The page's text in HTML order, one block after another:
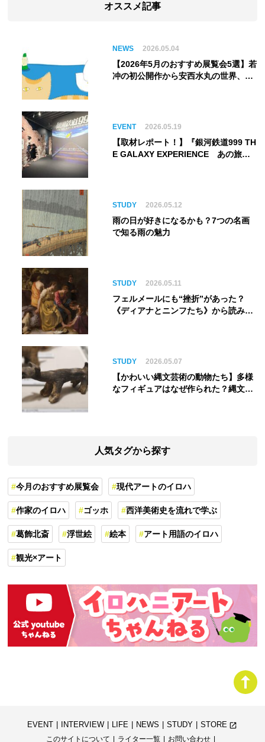
オススメ記事
NEWS 2026.05.04
【2026年5月のおすすめ展覧会5選】若
冲の初公開作から安西水丸の世界、そ
EVENT 2026.05.19
【取材レポート！】『銀河鉄道999 TH
E GALAXY EXPERIENCE あの旅
ム】
STUDY 2026.05.12
雨の日が好きになるかも？7つの名画
で知る雨の魅力
STUDY 2026.05.11
フェルメールにも“挫折”があった？
《ディアナとニンフたち》から読み解
STUDY 2026.05.07
【かわいい縄文芸術の動物たち】多様
なフィギュアはなぜ作られた？縄文人
人気タグから探す
今月のおすすめ展覧会 現代アートのイロハ
作家のイロハ ゴッホ 西洋美術史を流れで学ぶ
葛飾北斎 浮世絵 絵本 アート用語のイロハ
観光×アート
EVENT INTERVIEW LIFE NEWS STUDY STORE launch
このサイトについて
ライター一覧 お問い合わせ